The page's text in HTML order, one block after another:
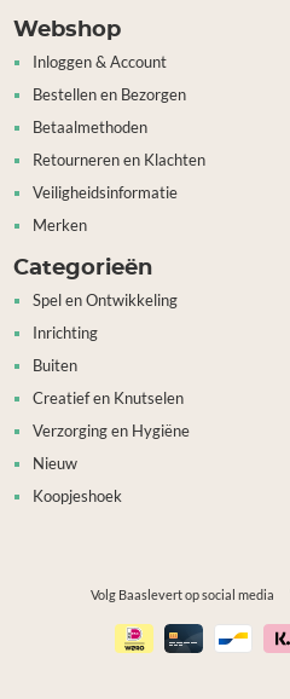
Webshop
Inloggen & Account
Bestellen en Bezorgen
Betaalmethoden
Retourneren en Klachten
Veiligheidsinformatie
Merken
Categorieën
Spel en Ontwikkeling
Inrichting
Buiten
Creatief en Knutselen
Verzorging en Hygiëne
Nieuw
Koopjeshoek
Volg Baaslevert op social media